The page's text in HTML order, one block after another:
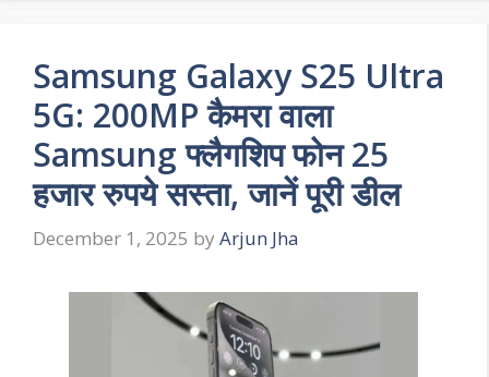
Samsung Galaxy S25 Ultra
5G: 200MP कैमरा वाला
Samsung फ्लैगशिप फोन 25
हजार रुपये सस्ता, जानें पूरी डील
December 1, 2025 by Arjun Jha